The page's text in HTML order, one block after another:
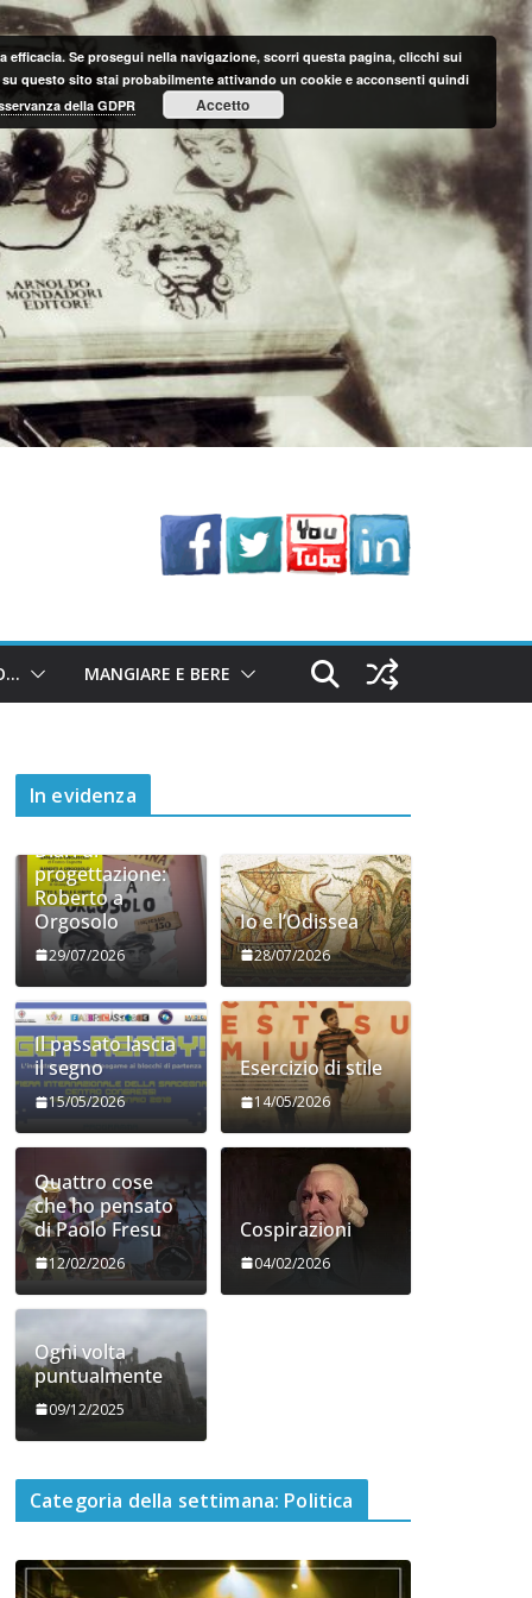
MANGIARE E BERE
In evidenza
Diari di
progettazione:
Roberto a
Orgosolo
29/07/2026
Io e l’Odissea
28/07/2026
Il passato lascia
il segno
15/05/2026
Esercizio di stile
14/05/2026
Quattro cose
che ho pensato
di Paolo Fresu
12/02/2026
Cospirazioni
04/02/2026
Ogni volta
puntualmente
09/12/2025
Categoria della settimana: Politica
Se prosegui nella navigazione, scorri questa pagina, clicchi sui
questo sito stai probabilmente attivando un cookie e acconsenti quindi
della GDPR Accetto